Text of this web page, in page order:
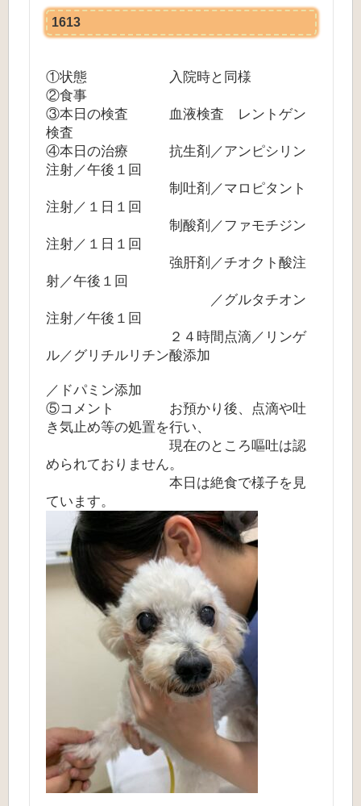
1613
①状態 入院時と同様
②食事
③本日の検査 血液検査 レントゲン
検査
④本日の治療 抗生剤／アンピシリン
注射／午後１回
制吐剤／マロピタント
注射／１日１回
制酸剤／ファモチジン
注射／１日１回
強肝剤／チオクト酸注
射／午後１回
／グルタチオン
注射／午後１回
２４時間点滴／リンゲ
ル／グリチルリチン酸添加
／ドパミン添加
⑤コメント お預かり後、点滴や吐
き気止め等の処置を行い、
現在のところ嘔吐は認
められておりません。
本日は絶食で様子を見
ています。